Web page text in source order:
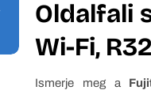
Oldalfali
Wi-Fi,
Ismerje meg a